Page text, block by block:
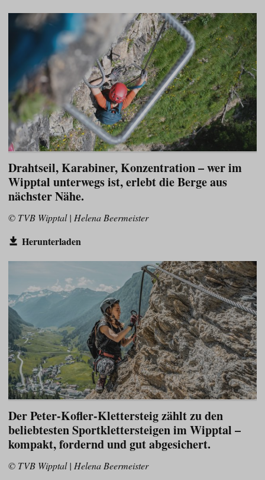
Drahtseil, Karabiner, Konzentration – wer im
Wipptal unterwegs ist, erlebt die Berge aus
nächster Nähe.
© TVB Wipptal | Helena Beermeister
Herunterladen
Der Peter-Kofler-Klettersteig zählt zu den
beliebtesten Sportklettersteigen im Wipptal –
kompakt, fordernd und gut abgesichert.
© TVB Wipptal | Helena Beermeister